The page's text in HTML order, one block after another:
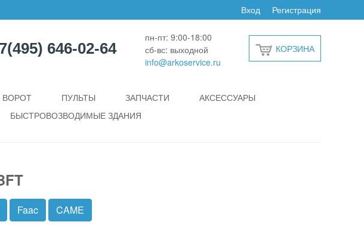
Регистрация
Вход
646-02-64
пн-пт: 9:00-18:00
сб-вс: выходной
info@arkoservice.ru
КОРЗИНА
ВОРОТ ПУЛЬТЫ ЗАПЧАСТИ
АКСЕССУАРЫ
БЫСТРОВОЗВОДИМЫЕ ЗДАНИЯ
Faac CAME